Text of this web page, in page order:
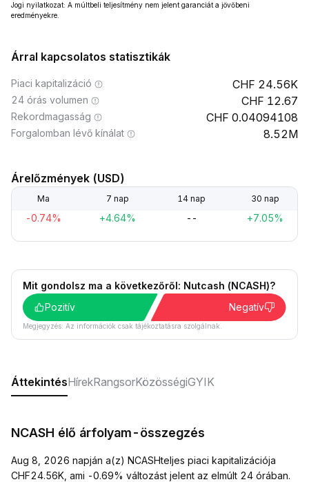
Jogi nyilatkozat: A múltbeli teljesítmény nem jelent garanciát a jövőbeni
eredményekre.
Árral kapcsolatos statisztikák
Piaci kapitalizáció 24.56K
24 órás volumen 12.67
Rekordmagasság 0.04094108
Forgalomban lévő kínálat 8.52M
Árelőzmények (USD)
Ma 7 nap 14 nap 30 nap
-0.74% +4.64% -- +7.05%
Mit gondolsz ma a következőről: Nutcash (NCASH)?
Pozitív
Negatív
Megjegyzés: Az információk csak tájékoztatásra szolgálnak.
ÁttekintésHírekRangsorKözösségiGYIK
NCASH élő árfolyam-összegzés
Aug 8, 2026 napján a(z) NCASHteljes piaci kapitalizációja
CHF24.56K, ami -0.69% változást jelent az elmúlt 24 órában.